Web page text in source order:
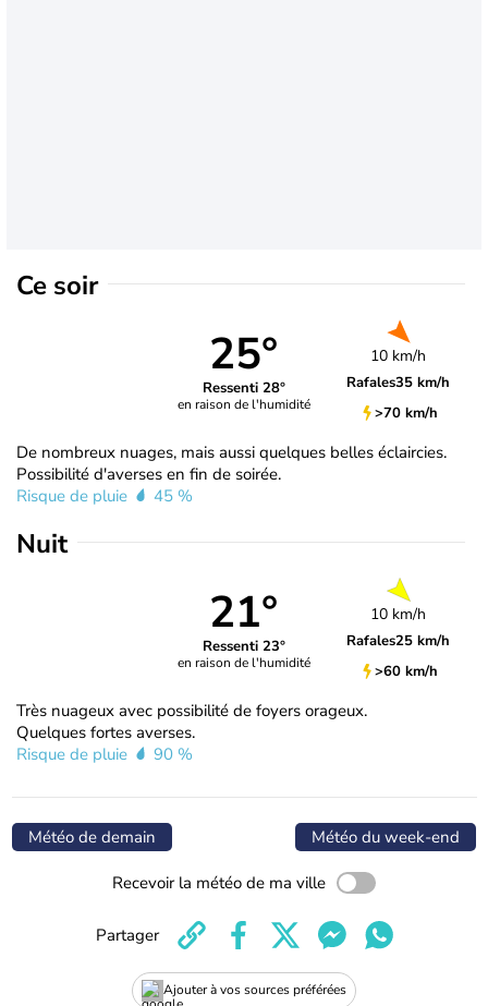
Ce soir
25°
Ressenti 28°
en raison de l'humidité
10 km/h
Rafales35 km/h
>70 km/h
De nombreux nuages, mais aussi quelques belles éclaircies.
Possibilité d'averses en fin de soirée.
Risque de pluie
45 %
Nuit
21°
Ressenti 23°
en raison de l'humidité
10 km/h
Rafales25 km/h
>60 km/h
Très nuageux avec possibilité de foyers orageux.
Quelques fortes averses.
Risque de pluie
90 %
Météo de demain Météo du week-end
Recevoir la météo de ma ville
Ajouter à vos sources préférées
Partager